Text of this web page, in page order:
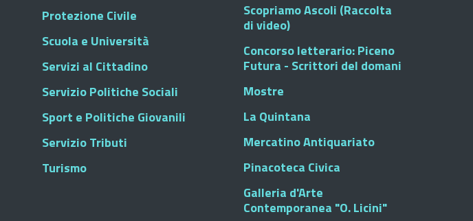
Protezione Civile
Scuola e Università
Servizi al Cittadino
Servizio Politiche Sociali
Sport e Politiche Giovanili
Servizio Tributi
Turismo
Scopriamo Ascoli (Raccolta
di video)
Concorso letterario: Piceno
Futura - Scrittori del domani
Mostre
La Quintana
Mercatino Antiquariato
Pinacoteca Civica
Galleria d'Arte
Contemporanea "O. Licini"